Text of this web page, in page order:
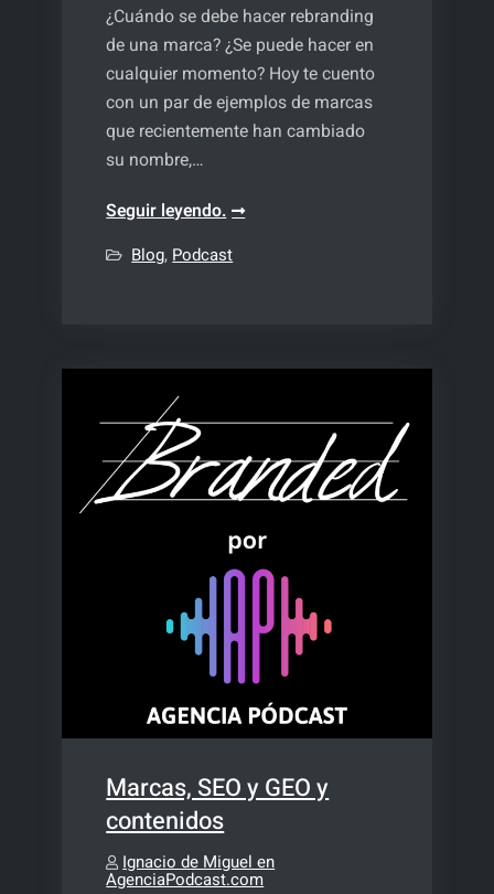
¿Cuándo se debe hacer rebranding
de una marca? ¿Se puede hacer en
cualquier momento? Hoy te cuento
con un par de ejemplos de marcas
que recientemente han cambiado
su nombre,…
Seguir leyendo.Rebranding
una
Blog, Podcast
Marcas, SEO y GEO y
contenidos
Ignacio de Miguel en
AgenciaPodcast.com